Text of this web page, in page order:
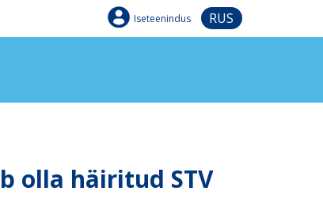
Iseteenindus RUS
olla häiritud STV